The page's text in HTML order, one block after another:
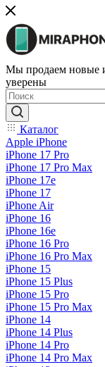
Мы продаем новые
уверены
Каталог
Apple iPhone
iPhone 17 Pro
iPhone 17 Pro Max
iPhone 17e
iPhone 17
iPhone Air
iPhone 16
iPhone 16e
iPhone 16 Pro
iPhone 16 Pro Max
iPhone 15
iPhone 15 Plus
iPhone 15 Pro
iPhone 15 Pro Max
iPhone 14
iPhone 14 Plus
iPhone 14 Pro
iPhone 14 Pro Max